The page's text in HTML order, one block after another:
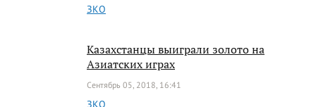
ЗКО
Казахстанцы выиграли золото на
Азиатских играх
Сентябрь 05, 2018, 16:41
ЗКО